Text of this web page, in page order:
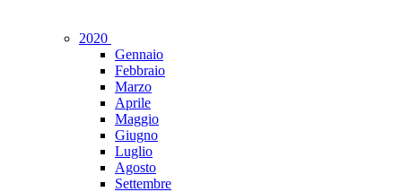
2020
Gennaio
Febbraio
Marzo
Aprile
Maggio
Giugno
Luglio
Agosto
Settembre